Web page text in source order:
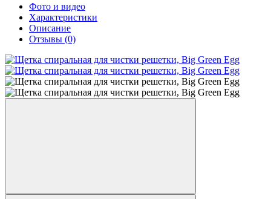
Фото и видео
Характеристики
Описание
Отзывы (0)